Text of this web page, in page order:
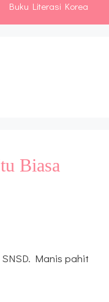
Buku Literasi Korea
Biasa
Manis pahit